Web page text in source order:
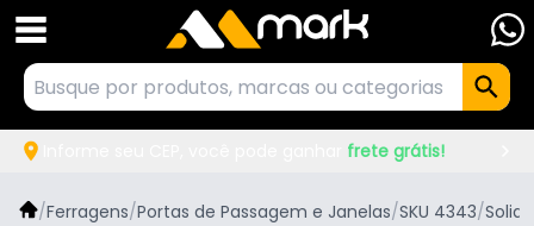
frete grátis!
/Ferragens/Portas de Passagem e Janelas/SKU 4343/